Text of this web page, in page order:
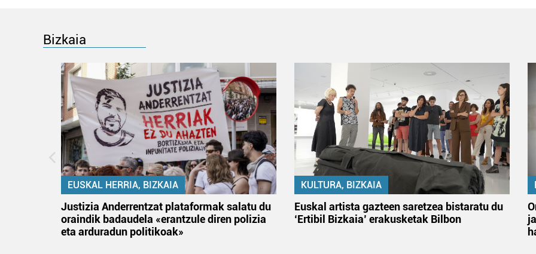
Bizkaia
EUSKAL HERRIA, BIZKAIA
Justizia Anderrentzat plataformak salatu du
oraindik badaudela «erantzule diren polizia
eta arduradun politikoak»
KULTURA, BIZKAIA
Euskal artista gazteen saretzea bistaratu du
‘Ertibil Bizkaia’ erakusketak Bilbon